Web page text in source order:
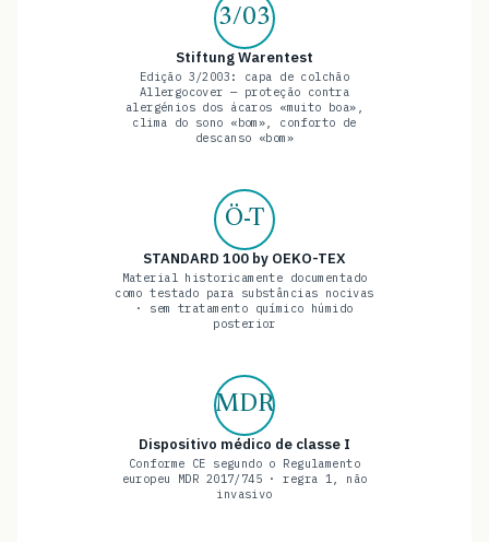
3/03
Stiftung Warentest
Edição 3/2003: capa de colchão
Allergocover — proteção contra
alergénios dos ácaros «muito boa»,
clima do sono «bom», conforto de
descanso «bom»
Ö-T
STANDARD 100 by OEKO-TEX
Material historicamente documentado
como testado para substâncias nocivas
· sem tratamento químico húmido
posterior
MDR
Dispositivo médico de classe I
Conforme CE segundo o Regulamento
europeu MDR 2017/745 · regra 1, não
invasivo